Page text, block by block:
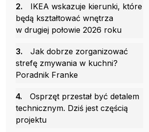
2.
IKEA wskazuje kierunki, które
będą kształtować wnętrza
w drugiej połowie 2026 roku
3.
Jak dobrze zorganizować
strefę zmywania w kuchni?
Poradnik Franke
4.
Osprzęt przestał być detalem
technicznym. Dziś jest częścią
projektu